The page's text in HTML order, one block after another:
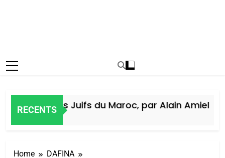
RECENTS
des Juifs du Maroc, par Alain Amiel
Home
DAFINA